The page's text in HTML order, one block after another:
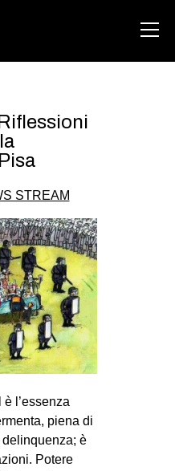
STREAM
l’essenza
piena di
è
Potere